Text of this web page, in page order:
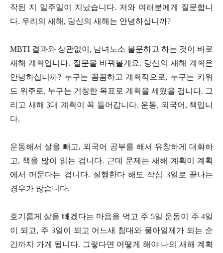
작된 지 일주일이 지났습니다. 저와 여러분에게 질문합니
다. 우리의 새해, 당신의 새해는 안녕하십니까?
MBTI 결과와 상관없이, 남녀노소 불문하고 하는 것이 바로
새해 계획입니다. 질문을 바꿔볼게요. 당신의 새해 계획은
안녕하십니까? 누구는 꼼꼼하고 계획적으로, 누구는 키워
드 위주로, 누구는 거창한 목표로 계획을 세웠을 겁니다. 그
리고 새해 3대 계획이 꼭 들어갑니다. 운동, 외국어, 책입니
다.
운동해서 살을 빼고, 외국어 공부를 해서 유창하게 대화하
고, 책을 많이 읽는 겁니다. 근데 문제는 새해 계획이 계획
에서 머문다는 겁니다. 실행한다 해도 작심 3일로 끝나는
경우가 많습니다.
호기롭게 살을 빼겠다는 마음을 먹고 주 5일 운동이 주 4일
이 되고, 주 3일이 되고 어느새 침대와 물아일체가 되는 순
간까지 가게 됩니다. 그렇다면 어떻게 해야 나의 새해 계획